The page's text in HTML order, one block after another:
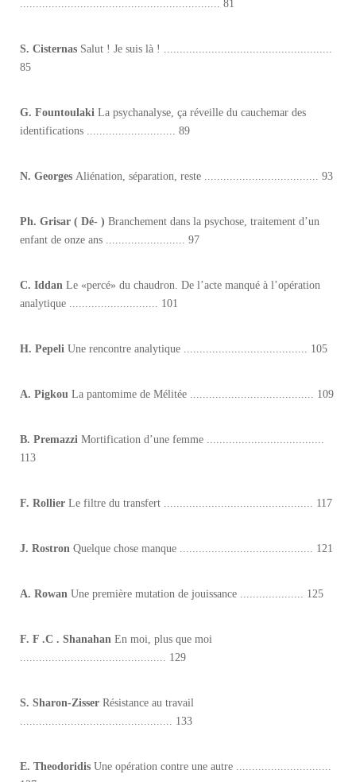
............................................................... 81
S. Cisternas Salut ! Je suis là ! .....................................................
85
G. Fountoulaki La psychanalyse, ça réveille du cauchemar des
identifications ............................ 89
N. Georges Aliénation, séparation, reste .................................... 93
Ph. Grisar ( Dé- ) Branchement dans la psychose, traitement d’un
enfant de onze ans ......................... 97
C. Iddan Le «percé» du chaudron. De l’acte manqué à l’opération
analytique ............................ 101
H. Pepeli Une rencontre analytique ....................................... 105
A. Pigkou La pantomime de Mélitée ....................................... 109
B. Premazzi Mortification d’une femme .....................................
113
F. Rollier Le filtre du transfert ............................................... 117
J. Rostron Quelque chose manque .......................................... 121
A. Rowan Une première mutation de jouissance .................... 125
F. F .C . Shanahan En moi, plus que moi
.............................................. 129
S. Sharon-Zisser Résistance au travail
................................................ 133
E. Theodoridis Une opération contre une autre ..............................